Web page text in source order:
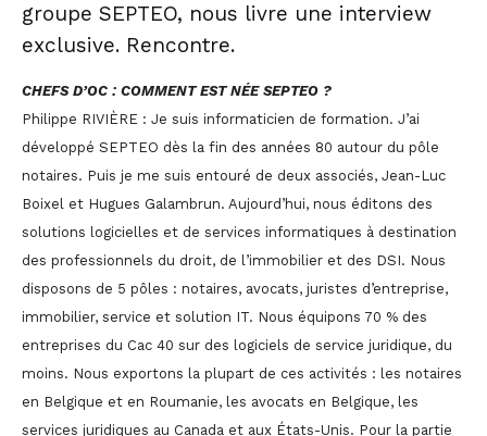
groupe SEPTEO, nous livre une interview
exclusive. Rencontre.
CHEFS D’OC : COMMENT EST NÉE SEPTEO ?
Philippe RIVIÈRE : Je suis informaticien de formation. J’ai
développé SEPTEO dès la fin des années 80 autour du pôle
notaires. Puis je me suis entouré de deux associés, Jean-Luc
Boixel et Hugues Galambrun. Aujourd’hui, nous éditons des
solutions logicielles et de services informatiques à destination
des professionnels du droit, de l’immobilier et des DSI. Nous
disposons de 5 pôles : notaires, avocats, juristes d’entreprise,
immobilier, service et solution IT. Nous équipons 70 % des
entreprises du Cac 40 sur des logiciels de service juridique, du
moins. Nous exportons la plupart de ces activités : les notaires
en Belgique et en Roumanie, les avocats en Belgique, les
services juridiques au Canada et aux États-Unis. Pour la partie